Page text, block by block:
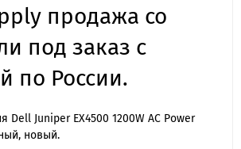
продажа со
под заказ с
по России.
Dell Juniper EX4500 1200W AC Power
новый.